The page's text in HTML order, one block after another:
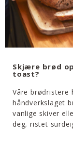
Skjære brød
toast?
Våre brødristere
håndverkslaget
vanlige skiver
deg, ristet